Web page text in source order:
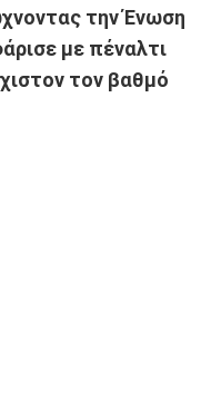
την Ένωση
με πέναλτι
τον βαθμό